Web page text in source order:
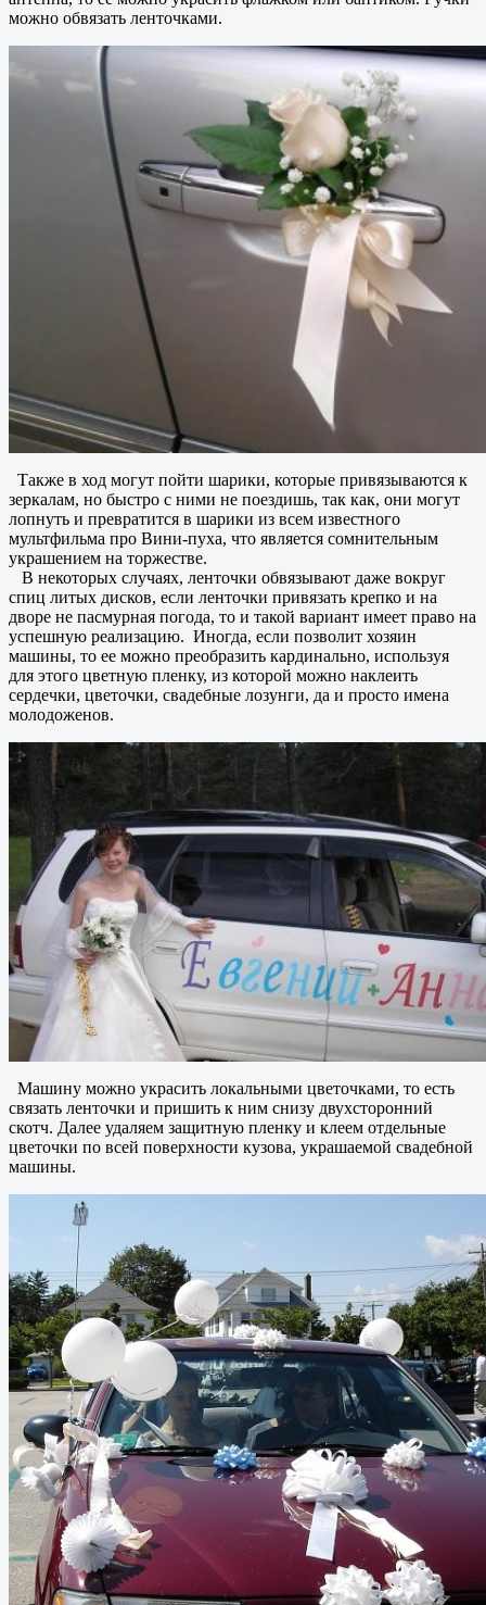
можно обвязать ленточками.
Также в ход могут пойти шарики, которые привязываются к
зеркалам, но быстро с ними не поездишь, так как, они могут
лопнуть и превратится в шарики из всем известного
мультфильма про Вини-пуха, что является сомнительным
украшением на торжестве.
В некоторых случаях, ленточки обвязывают даже вокруг
спиц литых дисков, если ленточки привязать крепко и на
дворе не пасмурная погода, то и такой вариант имеет право на
успешную реализацию. Иногда, если позволит хозяин
машины, то ее можно преобразить кардинально, используя
для этого цветную пленку, из которой можно наклеить
сердечки, цветочки, свадебные лозунги, да и просто имена
молодоженов.
Машину можно украсить локальными цветочками, то есть
связать ленточки и пришить к ним снизу двухсторонний
скотч. Далее удаляем защитную пленку и клеем отдельные
цветочки по всей поверхности кузова, украшаемой свадебной
машины.